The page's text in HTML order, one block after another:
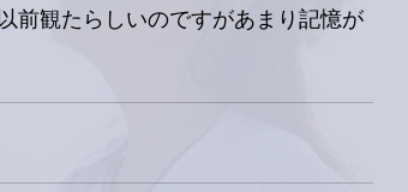
前観たらしいのですがあまり記憶が